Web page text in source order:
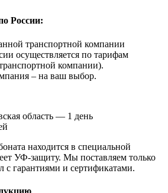
России:
транспортной компании
осуществляется по тарифам
компании).
– на ваш выбор.
область — 1 день
находится в специальной
УФ-защиту. Мы поставляем только
с гарантиями и сертификатами.